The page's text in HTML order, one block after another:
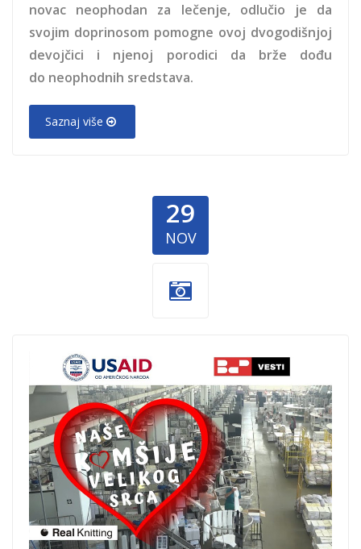
novac neophodan za lečenje, odlučio je da
svojim doprinosom pomogne ovoj dvogodišnjoj
devojčici i njenoj porodici da brže dođu
do neophodnih sredstava.
Saznaj više
29
NOV
BAP-Vesti.jpg